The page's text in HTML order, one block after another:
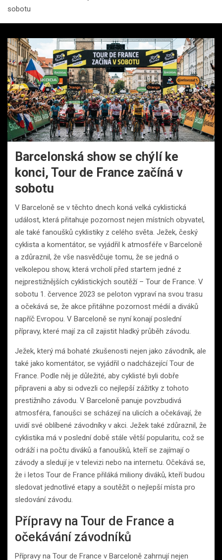
sobotu
Barcelonská show se chýlí ke
konci, Tour de France začíná v
sobotu
V Barceloně se v těchto dnech koná velká cyklistická
událost, která přitahuje pozornost nejen místních obyvatel,
ale také fanoušků cyklistiky z celého světa. Ježek, český
cyklista a komentátor, se vyjádřil k atmosféře v Barceloně
a zdůraznil, že vše nasvědčuje tomu, že se jedná o
velkolepou show, která vrcholí před startem jedné z
nejprestižnějších cyklistických soutěží – Tour de France. V
sobotu 1. července 2023 se peloton vypraví na svou trasu
a očekává se, že akce přitáhne pozornost médií a diváků
napříč Evropou. V Barceloně se nyní konají poslední
přípravy, které mají za cíl zajistit hladký průběh závodu.
Ježek, který má bohaté zkušenosti nejen jako závodník, ale
také jako komentátor, se vyjádřil o nadcházející Tour de
France. Podle něj je důležité, aby cyklisté byli dobře
připraveni a aby si odvezli co nejlepší zážitky z tohoto
prestižního závodu. V Barceloně panuje povzbudivá
atmosféra, fanoušci se scházejí na ulicích a očekávají, že
uvidí své oblíbené závodníky v akci. Ježek také zdůraznil, že
cyklistika má v poslední době stále větší popularitu, což se
odráží i na počtu diváků a fanoušků, kteří se zajímají o
závody a sledují je v televizi nebo na internetu. Očekává se,
že i letos Tour de France přiláká miliony diváků, kteří budou
sledovat jednotlivé etapy a soutěžit o nejlepší místa pro
sledování závodu.
Přípravy na Tour de France a
očekávání závodníků
Přípravy na Tour de France v Barceloně zahrnují nejen